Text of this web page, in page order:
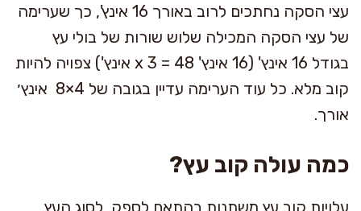
עצי הסקה נחתכים לרוב באורך 16 אינץ', כך שערימה
של עצי הסקה המכילה שלוש שורות של בולי עץ
בגודל 16 אינץ' (16 אינץ' x 3 = 48 אינץ') צפויה להיות
קוב מלא. כל עוד הערימה עדיין בגובה של 4×8 אינץ׳
אורך.
כמה עולה קוב עץ?
עלויות קוב עץ משתנות בהתאם לספק, לסוג העץ,